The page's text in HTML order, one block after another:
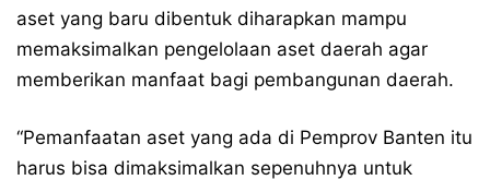
aset yang baru dibentuk diharapkan mampu
memaksimalkan pengelolaan aset daerah agar
memberikan manfaat bagi pembangunan daerah.
“Pemanfaatan aset yang ada di Pemprov Banten itu
harus bisa dimaksimalkan sepenuhnya untuk